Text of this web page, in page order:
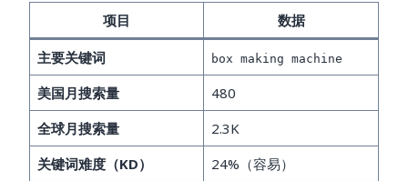
项目 数据
主要关键词 box making machine
美国月搜索量
480
全球月搜索量
2.3K
关键词难度（KD）
24%（容易）